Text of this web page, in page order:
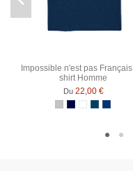
Impossible n'est pas Français
shirt Homme
Du 22,00 €
Gris Chiné
Bleu Marine
BlancDenimBleu